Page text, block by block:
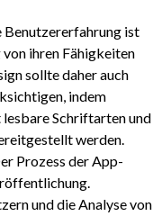
Benutzererfahrung ist
ihren Fähigkeiten
sollte daher auch
indem
Schriftarten und
werden.
Prozess der App-
und die Analyse von